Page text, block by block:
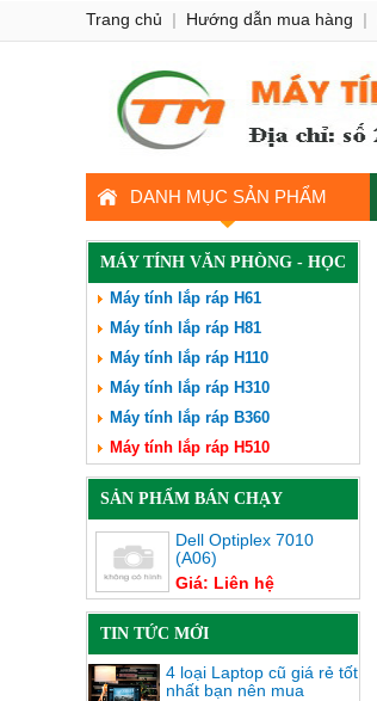
DANH MỤC SẢN PHẨM
MÁY TÍNH VĂN PHÒNG - HỌC
TẬP
Máy tính lắp ráp H61
Máy tính lắp ráp H81
Máy tính lắp ráp H110
Máy tính lắp ráp H310
Máy tính lắp ráp B360
Máy tính lắp ráp H510
SẢN PHẨM BÁN CHẠY
Dell Optiplex 7010
(A06)
Giá: Liên hệ
TIN TỨC MỚI
4 loại Laptop cũ giá rẻ tốt
nhất bạn nên mua
Trang chủ | Hướng dẫn mua hàng |